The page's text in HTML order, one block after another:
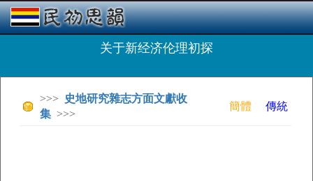
关于新经济伦理初探
>>>
史地研究雜志方面文獻收
集 >>>
簡體 傳統